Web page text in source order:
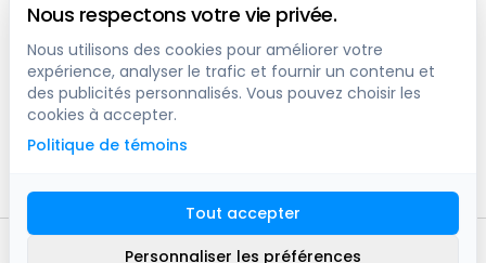
Vancouver
1200 W 73rd Ave #1415, Vancouver, BC, V6P 6G5, Canada
Calgary
444 5 Ave SW #400 Calgary, AB, T2P 2T8, Canada
2016 -2026
Nous respectons votre vie privée.
Nous utilisons des cookies pour améliorer votre
expérience, analyser le trafic et fournir un contenu et
des publicités personnalisés. Vous pouvez choisir les
cookies à accepter.
Politique de témoins
Tout accepter
Personnaliser les préférences